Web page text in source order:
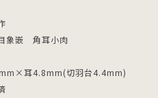
象嵌 角耳小肉
耳4.8mm(切羽台4.4mm)